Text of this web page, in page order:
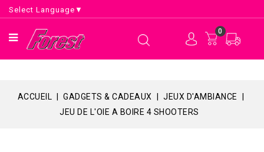
Select Language ▼
0
ACCUEIL GADGETS & CADEAUX
JEUX D'AMBIANCE
JEU DE L'OIE A BOIRE 4 SHOOTERS